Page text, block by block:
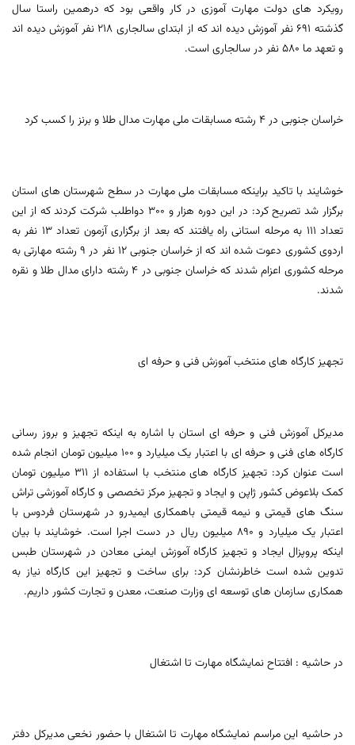
رویکرد های دولت مهارت آموزی در کار واقعی بود که درهمین راستا سال
گذشته 691 نفر آموزش دیده اند که از ابتدای سالجاری 218 نفر آموزش دیده اند
و تعهد ما 580 نفر در سالجاری است.
خراسان جنوبی در 4 رشته مسابقات ملی مهارت مدال طلا و برنز را کسب کرد
خوشایند با تاکید براینکه مسابقات ملی مهارت در سطح شهرستان های استان
برگزار شد تصریح کرد: در این دوره هزار و 300 دواطلب شرکت کردند که از این
تعداد 111 به مرحله استانی راه یافتند که بعد از برگزاری آزمون تعداد 13 نفر به
اردوی کشوری دعوت شده اند که از خراسان جنوبی 12 نفر در 9 رشته مهارتی به
مرحله کشوری اعزام شدند که خراسان جنوبی در 4 رشته دارای مدال طلا و نقره
شدند.
تجهیز کارگاه های منتخب آموزش فنی و حرفه ای
مدیرکل آموزش فنی و حرفه ای استان با اشاره به اینکه تجهیز و بروز رسانی
کارگاه های فنی و حرفه ای با اعتبار یک میلیارد و 100 میلیون تومان انجام شده
است عنوان کرد: تجهیز کارگاه های منتخب با استفاده از 311 میلیون تومان
کمک بلاعوض کشور ژاپن و ایجاد و تجهیز مرکز تخصصی و کارگاه آموزشی تراش
سنگ های قیمتی و نیمه قیمتی باهمکاری ایمیدرو در شهرستان فردوس با
اعتبار یک میلیارد و 890 میلیون ریال در دست اجرا است. خوشایند با بیان
اینکه پروپزال ایجاد و تجهیز کارگاه آموزش ایمنی معادن در شهرستان طبس
تدوین شده است خاطرنشان کرد: برای ساخت و تجهیز این کارگاه نیاز به
همکاری سازمان های توسعه ای وزارت صنعت، معدن و تجارت کشور داریم.
در حاشیه : افتتاح نمایشگاه مهارت تا اشتغال
در حاشیه این مراسم نمایشگاه مهارت تا اشتغال با حضور نخعی مدیرکل دفتر